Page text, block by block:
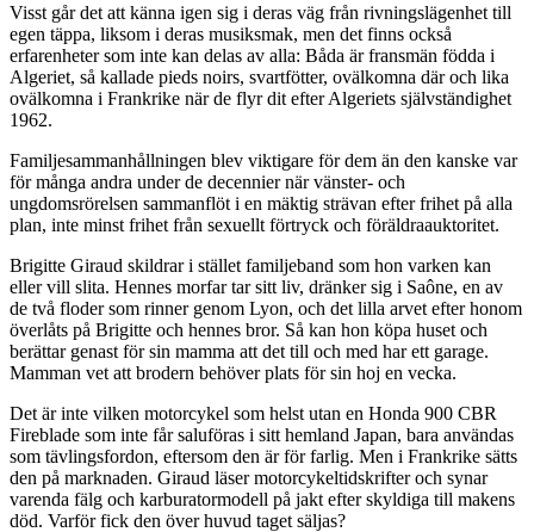
Visst går det att känna igen sig i deras väg från rivningslägenhet till
egen täppa, liksom i deras musiksmak, men det finns också
erfarenheter som inte kan delas av alla: Båda är fransmän födda i
Algeriet, så kallade pieds noirs, svartfötter, ovälkomna där och lika
ovälkomna i Frankrike när de flyr dit efter Algeriets självständighet
1962.
Familjesammanhållningen blev viktigare för dem än den kanske var
för många andra under de decennier när vänster- och
ungdomsrörelsen sammanflöt i en mäktig strävan efter frihet på alla
plan, inte minst frihet från sexuellt förtryck och föräldraauktoritet.
Brigitte Giraud skildrar i stället familjeband som hon varken kan
eller vill slita. Hennes morfar tar sitt liv, dränker sig i Saône, en av
de två floder som rinner genom Lyon, och det lilla arvet efter honom
överlåts på Brigitte och hennes bror. Så kan hon köpa huset och
berättar genast för sin mamma att det till och med har ett garage.
Mamman vet att brodern behöver plats för sin hoj en vecka.
Det är inte vilken motorcykel som helst utan en Honda 900 CBR
Fireblade som inte får saluföras i sitt hemland Japan, bara användas
som tävlingsfordon, eftersom den är för farlig. Men i Frankrike sätts
den på marknaden. Giraud läser motorcykeltidskrifter och synar
varenda fälg och karburatormodell på jakt efter skyldiga till makens
död. Varför fick den över huvud taget säljas?